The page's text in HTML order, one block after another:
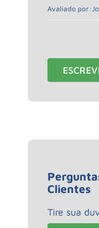
Avaliado por:
Clientes
Tire sua